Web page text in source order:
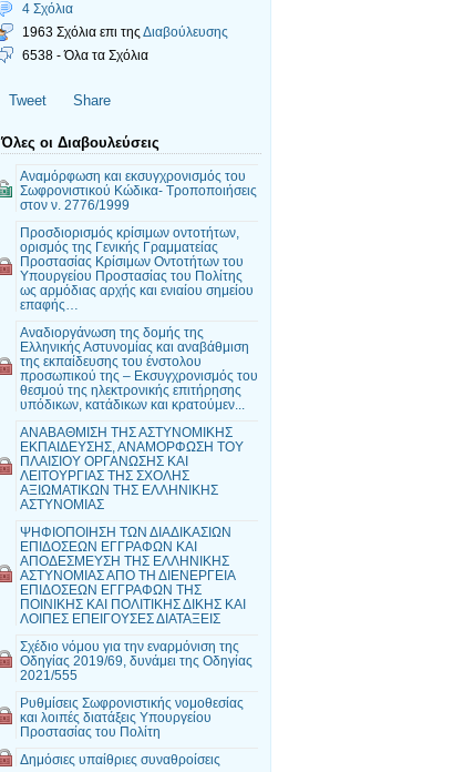
4 Σχόλια
1963 Σχόλια επι της Διαβούλευσης
6538 - Όλα τα Σχόλια
Tweet Share
Όλες οι Διαβουλεύσεις
Αναμόρφωση και εκσυγχρονισμός του
Σωφρονιστικού Κώδικα- Tροποποιήσεις
στον ν. 2776/1999
Προσδιορισμός κρίσιμων οντοτήτων,
ορισμός της Γενικής Γραμματείας
Προστασίας Κρίσιμων Οντοτήτων του
Υπουργείου Προστασίας του Πολίτης
ως αρμόδιας αρχής και ενιαίου σημείου
επαφής…
Αναδιοργάνωση της δομής της
Ελληνικής Αστυνομίας και αναβάθμιση
της εκπαίδευσης του ένστολου
προσωπικού της – Εκσυγχρονισμός του
θεσμού της ηλεκτρονικής επιτήρησης
υπόδικων, κατάδικων και κρατούμεν...
ΑΝΑΒΑΘΜΙΣΗ ΤΗΣ ΑΣΤΥΝΟΜΙΚΗΣ
ΕΚΠΑΙΔΕΥΣΗΣ, ΑΝΑΜΟΡΦΩΣΗ ΤΟΥ
ΠΛΑΙΣΙΟΥ ΟΡΓΑΝΩΣΗΣ ΚΑΙ
ΛΕΙΤΟΥΡΓΙΑΣ ΤΗΣ ΣΧΟΛΗΣ
ΑΞΙΩΜΑΤΙΚΩΝ ΤΗΣ ΕΛΛΗΝΙΚΗΣ
ΑΣΤΥΝΟΜΙΑΣ
ΨΗΦΙΟΠΟΙΗΣΗ ΤΩΝ ΔΙΑΔΙΚΑΣΙΩΝ
ΕΠΙΔΟΣΕΩΝ ΕΓΓΡΑΦΩΝ ΚΑΙ
ΑΠΟΔΕΣΜΕΥΣΗ ΤΗΣ ΕΛΛΗΝΙΚΗΣ
ΑΣΤΥΝΟΜΙΑΣ ΑΠΟ ΤΗ ΔΙΕΝΕΡΓΕΙΑ
ΕΠΙΔΟΣΕΩΝ ΕΓΓΡΑΦΩΝ ΤΗΣ
ΠΟΙΝΙΚΗΣ ΚΑΙ ΠΟΛΙΤΙΚΗΣ ΔΙΚΗΣ ΚΑΙ
ΛΟΙΠΕΣ ΕΠΕΙΓΟΥΣΕΣ ΔΙΑΤΑΞΕΙΣ
Σχέδιο νόμου για την εναρμόνιση της
Οδηγίας 2019/69, δυνάμει της Οδηγίας
2021/555
Ρυθμίσεις Σωφρονιστικής νομοθεσίας
και λοιπές διατάξεις Υπουργείου
Προστασίας του Πολίτη
Δημόσιες υπαίθριες συναθροίσεις